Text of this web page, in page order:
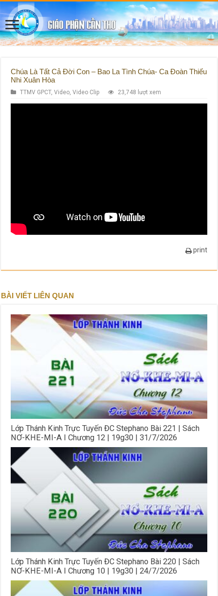
Chúa Là Tất Cả Đời Con – Bao La Tình Chúa- Ca Đoàn Thiếu
Nhi Xuân Hòa
TTMV GPCT,Video ,Video Clip 23,748 lượt xem
print
BÀI VIẾT LIÊN QUAN
Lớp Thánh Kinh Trực Tuyến ĐC Stephano Bài 221 | Sách
NƠ-KHE-MI-A I Chương 12 | 19g30 | 31/7/2026
Lớp Thánh Kinh Trực Tuyến ĐC Stephano Bài 220 | Sách
NƠ-KHE-MI-A I Chương 10 | 19g30 | 24/7/2026